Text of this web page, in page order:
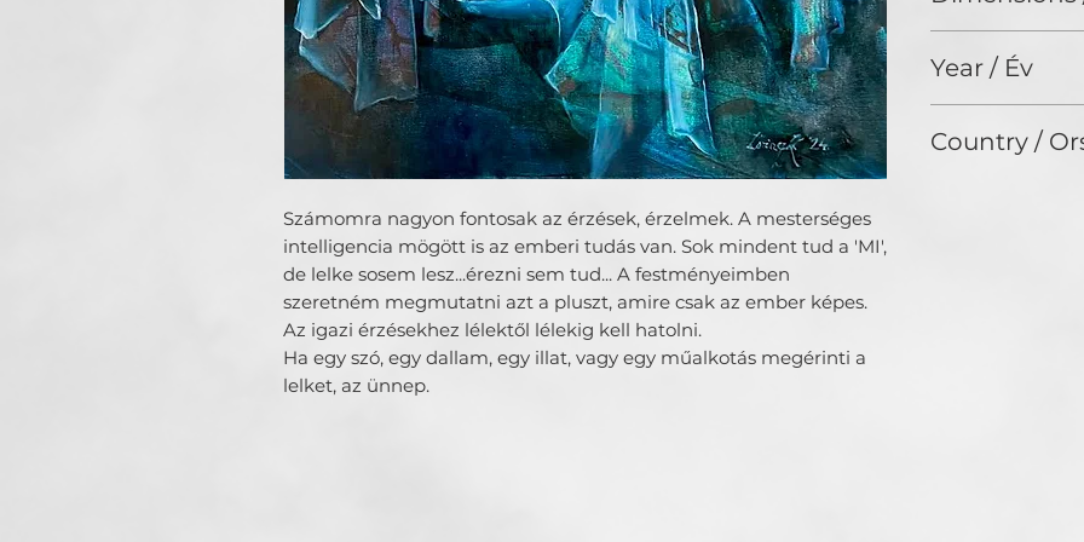
Számomra nagyon fontosak az érzések, érzelmek. A mesterséges
intelligencia mögött is az emberi tudás van. Sok mindent tud a 'MI',
de lelke sosem lesz...érezni sem tud... A festményeimben
szeretném megmutatni azt a pluszt, amire csak az ember képes.
Az igazi érzésekhez lélektől lélekig kell hatolni.
Ha egy szó, egy dallam, egy illat, vagy egy műalkotás megérinti a
lelket, az ünnep.
Year / Év
Country /